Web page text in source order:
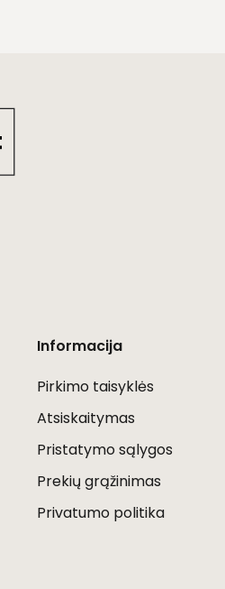
Informacija
Pirkimo taisyklės
Atsiskaitymas
Pristatymo sąlygos
Prekių grąžinimas
Privatumo politika